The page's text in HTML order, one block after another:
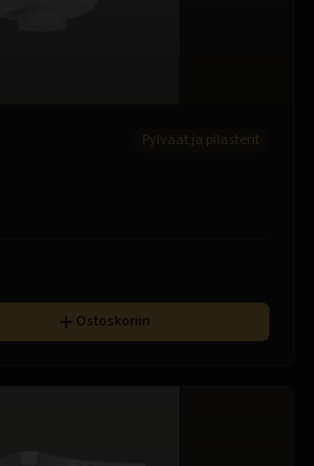
Pylväät ja pilasterit
Ostoskoriin